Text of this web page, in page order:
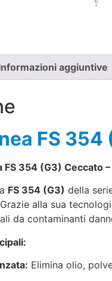
aggiuntive
FS
FS 354 (G3) Ceccato
FS 354 (G3) della
Grazie alla sua
da contaminanti
Elimina olio,